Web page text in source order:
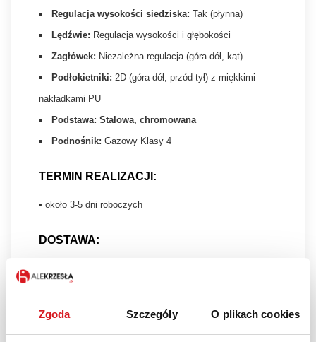
Zgoda Szczegóły O plikach cookies
Regulacja wysokości siedziska: Tak (płynna)
Lędźwie: Regulacja wysokości i głębokości
Zagłówek: Niezależna regulacja (góra-dół, kąt)
Podłokietniki: 2D (góra-dół, przód-tył) z miękkimi
nakładkami PU
Podstawa: Stalowa, chromowana
Podnośnik: Gazowy Klasy 4
TERMIN REALIZACJI:
• około 3-5 dni roboczych
DOSTAWA:
Masz pytanie? Zadzwoń 515 189 107